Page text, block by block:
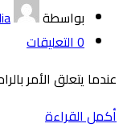
بواسطة
0التعليقات
عندما يتعلق الأمر
أكمل القراءة